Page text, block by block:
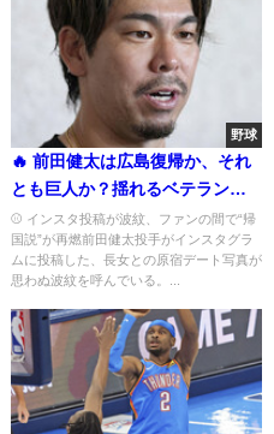
野球
🔥 前田健太は広島復帰か、それ
とも巨人か？揺れるベテラン右
腕の“帰国プラン”に注目集まる
⚾ インスタ投稿が波紋、ファンの間で“帰
国説”が再燃前田健太投手がインスタグラ
ムに投稿した、長女との原宿デート写真が
思わぬ波紋を呼んでいる。...